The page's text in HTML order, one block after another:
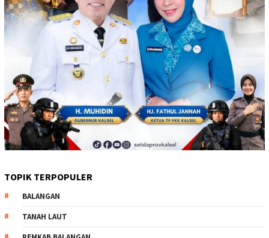
TOPIK TERPOPULER
BALANGAN
TANAH LAUT